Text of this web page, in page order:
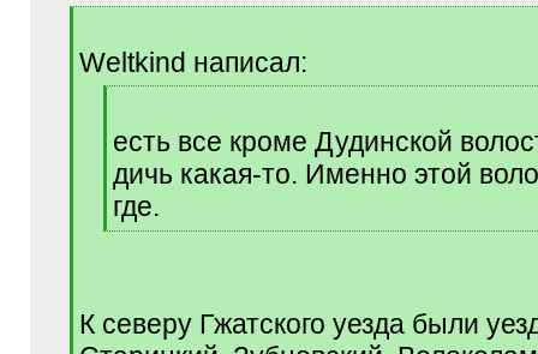
]
Weltkind написал:
]есть все кроме Дудинской
дичь какая-то. Именно этой
где.
[
К северу Гжатского уезда были